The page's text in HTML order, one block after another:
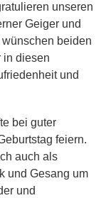
unseren
Geiger und
beiden
in diesen
und
bei guter
feiern.
auch als
und Gesang um
und